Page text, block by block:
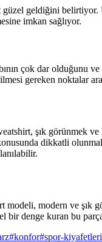
geldiğini belirtiyor.
imkan sağlıyor.
çok dar olduğunu
gereken noktalar
şık görünmek
dikkatli
modeli, modern ve şık
bir denge kuran bu
#konfor#spor-kiyafetleri